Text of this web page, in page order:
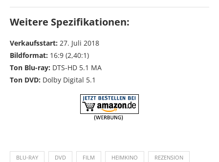
Weitere Spezifikationen:
Verkaufsstart: 27. Juli 2018
Bildformat: 16:9 (2,40:1)
Ton Blu-ray: DTS-HD 5.1 MA
Ton DVD: Dolby Digital 5.1
BLU-RAY DVD FILM HEIMKINO REZENSION